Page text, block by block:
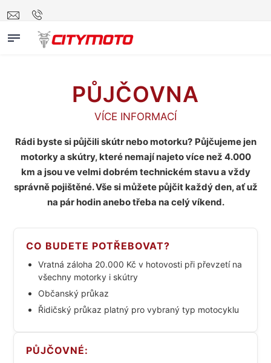
PŮJČOVNA
VÍCE INFORMACÍ
Rádi byste si půjčili skútr nebo motorku? Půjčujeme jen
motorky a skútry, které nemají najeto více než 4.000
km a jsou ve velmi dobrém technickém stavu a vždy
správně pojištěné. Vše si můžete půjčit každý den, ať už
na pár hodin anebo třeba na celý víkend.
CO BUDETE POTŘEBOVAT?
Vratná záloha 20.000 Kč v hotovosti při převzetí na
všechny motorky i skútry
Občanský průkaz
Řidičský průkaz platný pro vybraný typ motocyklu
PŮJČOVNÉ: